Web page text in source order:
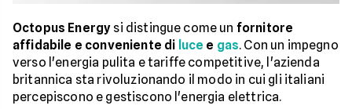
Octopus Energy si distingue come un fornitore
affidabile e conveniente di luce e gas. Con un impegno
verso l'energia pulita e tariffe competitive, l'azienda
britannica sta rivoluzionando il modo in cui gli italiani
percepiscono e gestiscono l'energia elettrica.